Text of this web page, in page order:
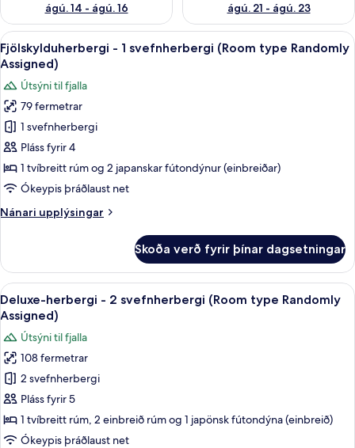
ágú. 14 - ágú. 16
ágú. 21 - ágú. 23
Skoða
allar
myndir
fyrir
Fjölskylduherbergi
-
1
svefnherbergi
(Room
Randomly
Fjölskylduherbergi - 1
3
Fjölskylduherbergi - 1 svefnherbergi (Room type Randomly
Assigned)
Útsýni til fjalla
79 fermetrar
1 svefnherbergi
Pláss fyrir 4
1 tvíbreitt rúm og 2 japanskar fútondýnur (einbreiðar)
Ókeypis þráðlaust net
Nánari upplýsingar
Nánari
-
svefnherbergi
(Room
type
Randomly
Assigned)
Skoða verð fyrir þínar dagsetningar
Skoða
allar
myndir
fyrir
Deluxe-
herbergi
-
2
svefnherbergi
Deluxe-herbergi - 2 svefnherbergi
3
Deluxe-herbergi - 2 svefnherbergi (Room type Randomly
Assigned)
Útsýni til fjalla
108 fermetrar
2 svefnherbergi
Pláss fyrir 5
1 tvíbreitt rúm, 2 einbreið rúm og 1 japönsk fútondýna (einbreið)
Ókeypis þráðlaust net